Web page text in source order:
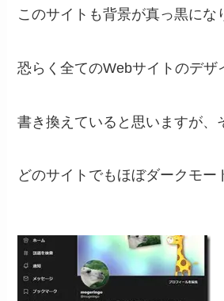
このサイトも背景が真っ黒にな
恐らく全てのWebサイトのデザ
書き換えていると思いますが、
どのサイトでもほぼダークモー